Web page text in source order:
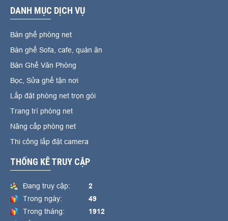
DANH MỤC DỊCH VỤ
Bàn ghế phòng net
Bàn ghế Sofa, cafe, quán ăn
Bàn Ghế Văn Phòng
Bọc, Sửa ghế tận nơi
Lắp đặt phòng net trọn gói
Trang trí phòng net
Nâng cấp phòng net
Thi công lắp đặt camera
THỐNG KÊ TRUY CẬP
Đang truy cập:
2
Trong ngày:
49
Trong tháng:
1912